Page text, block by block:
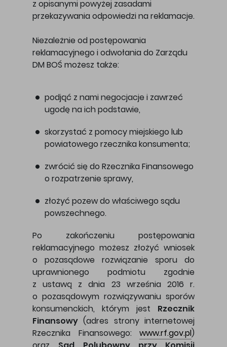
z opisanymi powyżej zasadami
przekazywania odpowiedzi na reklamacje.
Niezależnie od postępowania
reklamacyjnego i odwołania do Zarządu
DM BOŚ możesz także:
podjąć z nami negocjacje i zawrzeć
ugodę na ich podstawie,
skorzystać z pomocy miejskiego lub
powiatowego rzecznika konsumenta;
zwrócić się do Rzecznika Finansowego
o rozpatrzenie sprawy,
złożyć pozew do właściwego sądu
powszechnego.
Po zakończeniu postępowania
reklamacyjnego możesz złożyć wniosek
o pozasądowe rozwiązanie sporu do
uprawnionego podmiotu zgodnie
z ustawą z dnia 23 września 2016 r.
o pozasądowym rozwiązywaniu sporów
konsumenckich, którym jest Rzecznik
Finansowy (adres strony internetowej
Rzecznika Finansowego: www.rf.gov.pl)